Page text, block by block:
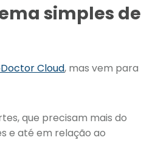
simples de
Cloud, mas vem para
que precisam mais do
e até em relação ao